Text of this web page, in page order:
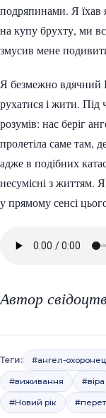
подряпинами. Я їхав
на купу брухту, ми
змусив мене
Я безмежно вдячний
рухатися і жити. Під
розумів: нас беріг
пролетіла саме там,
адже в подібних
несумісні з життям.
у прямому сенсі
Автор
Теги: #ангел-
#виживання #віра
#Новий рік